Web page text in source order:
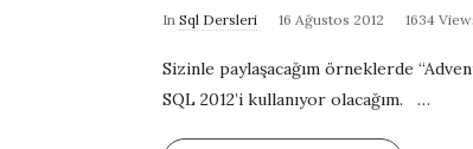
In Sql Dersleri
P
16 Ağustos 2012 1634
Sizinle paylaşacağım örneklerde
SQL 2012’i kullanıyor olacağım.
…